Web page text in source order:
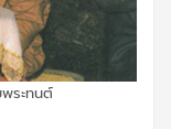
ระทนต์